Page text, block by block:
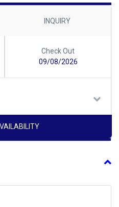
INQUIRY
Check Out
09/08/2026